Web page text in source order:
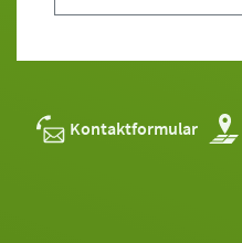
Kontaktformular